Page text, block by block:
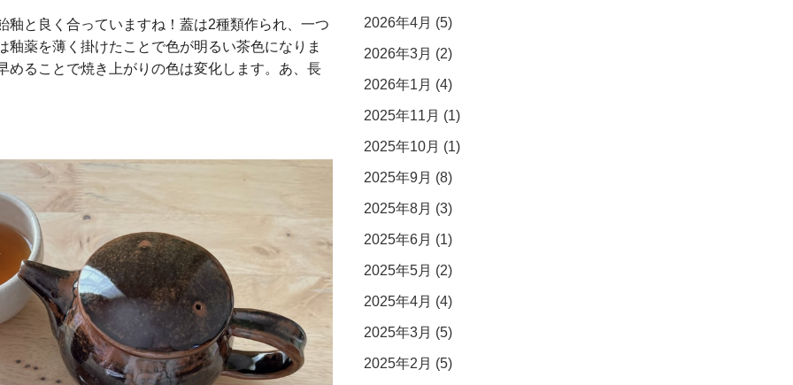
釉と良く合っていますね！蓋は2種類作られ、一つ
釉薬を薄く掛けたことで色が明るい茶色になりま
めることで焼き上がりの色は変化します。あ、長
2026年4月 (5)
2026年3月 (2)
2026年1月 (4)
2025年11月 (1)
2025年10月 (1)
2025年9月 (8)
2025年8月 (3)
2025年6月 (1)
2025年5月 (2)
2025年4月 (4)
2025年3月 (5)
2025年2月 (5)